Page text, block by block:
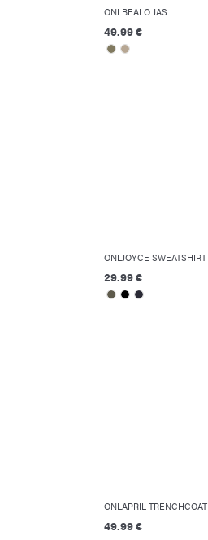
ONLBEALO JAS
49.99 €
ONLJOYCE SWEATSHIRT
29.99 €
ONLAPRIL TRENCHCOAT
49.99 €